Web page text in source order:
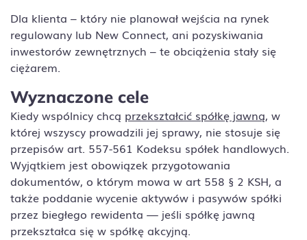
Dla klienta – który nie planował wejścia na rynek
regulowany lub New Connect, ani pozyskiwania
inwestorów zewnętrznych – te obciążenia stały się
ciężarem.
Wyznaczone cele
Kiedy wspólnicy chcą przekształcić spółkę jawną, w
której wszyscy prowadzili jej sprawy, nie stosuje się
przepisów art. 557-561 Kodeksu spółek handlowych.
Wyjątkiem jest obowiązek przygotowania
dokumentów, o którym mowa w art 558 § 2 KSH, a
także poddanie wycenie aktywów i pasywów spółki
przez biegłego rewidenta — jeśli spółkę jawną
przekształca się w spółkę akcyjną.